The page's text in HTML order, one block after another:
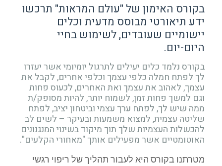
בקורס האימון של "עולם המראות" תרכשו
ידע תיאורטי מבוסס מדעית וכלים
יישומיים שעובדים, לשימוש בחיי
היום-יום.
בקורס נלמד כלים יעילים לתרגול יומיומי אשר יעזרו
לך לפתח חמלה כלפי עצמך וכלפי אחרים, לקבל את
עצמך, לאהוב את עצמך ואת האחרים, לכעוס פחות
וגם למשך פחות זמן, לשמוח יותר, להיות מסופק/ת
ממה שיש לך, לפתח ערך עצמי וביטחון יציב, לפתח
שליטה עצמית, למצוא משמעות ובעיקר – לשים לב
להכשלות העצמיות שלך תוך מיקוד בשינוי המנגנונים
האוטומטיים אשר מפעילים אותך "מאחורי הקלעים".
מטרתנו בקורס היא לעבור תהליך של ריפוי רגשי